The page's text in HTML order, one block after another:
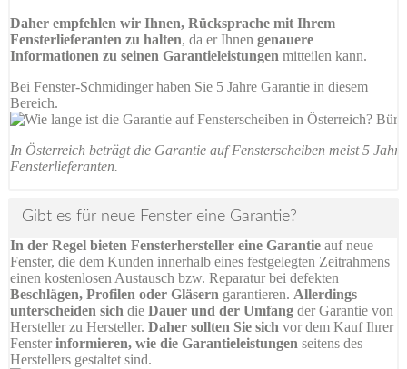
Daher empfehlen wir Ihnen, Rücksprache mit Ihrem
Fensterlieferanten zu halten, da er Ihnen genauere
Informationen zu seinen Garantieleistungen mitteilen kann.
Bei Fenster-Schmidinger haben Sie 5 Jahre Garantie in diesem
Bereich.
In Österreich beträgt die Garantie auf Fensterscheiben meist 5
Fensterlieferanten.
Gibt es für neue Fenster eine Garantie?
In der Regel bieten Fensterhersteller eine Garantie auf neue
Fenster, die dem Kunden innerhalb eines festgelegten Zeitrahmens
einen kostenlosen Austausch bzw. Reparatur bei defekten
Beschlägen, Profilen oder Gläsern garantieren. Allerdings
unterscheiden sich die Dauer und der Umfang der Garantie von
Hersteller zu Hersteller. Daher sollten Sie sich vor dem Kauf Ihrer
Fensterinformieren, wie die Garantieleistungen seitens des
Herstellers gestaltet sind.